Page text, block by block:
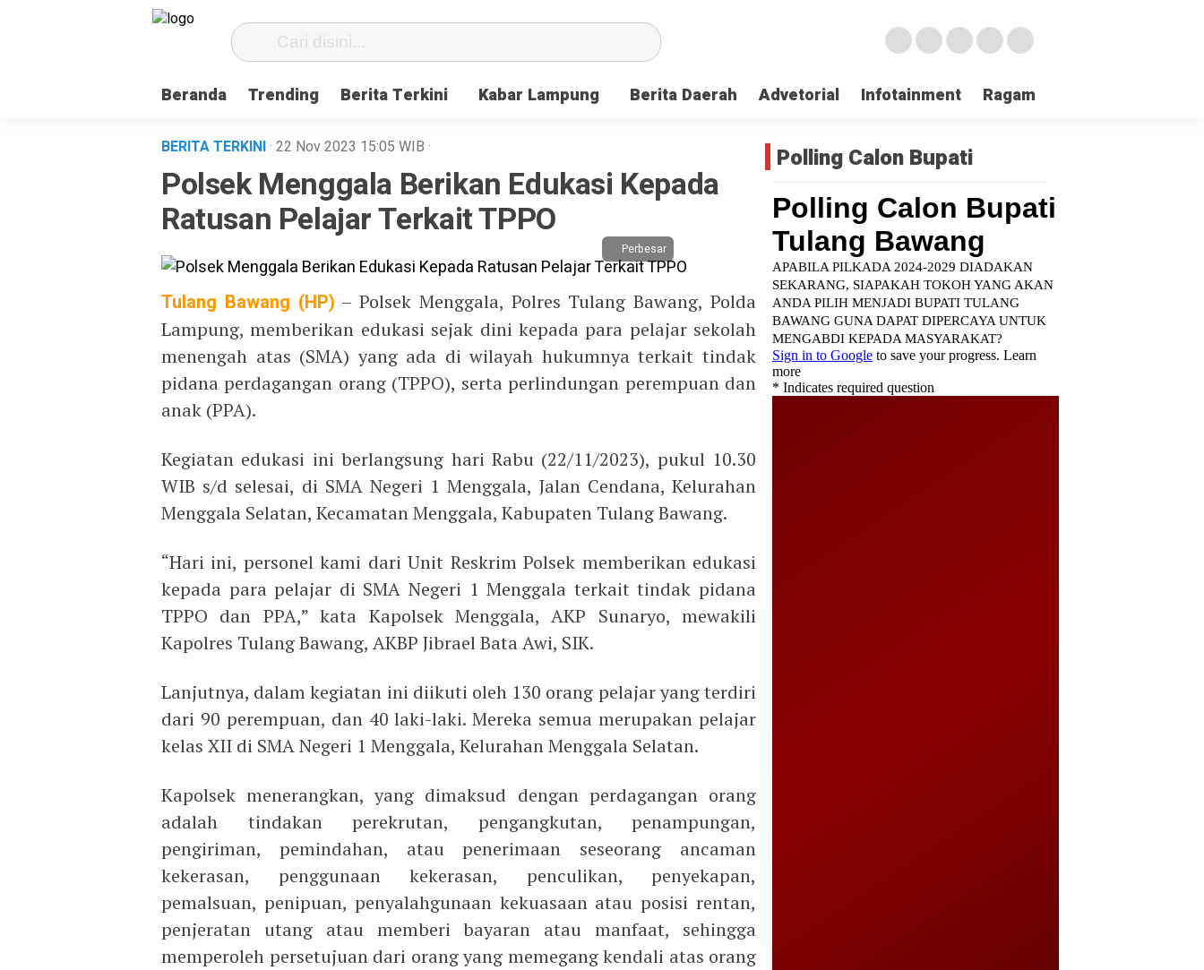
Beranda Trending Berita Terkini Kabar Lampung Berita Daerah Advetorial Infotainment Ragam
BERITA TERKINI· 22 Nov 2023 15:05 WIB ·
Polsek Menggala Berikan Edukasi Kepada
Ratusan Pelajar Terkait TPPO
Perbesar
Tulang Bawang (HP) – Polsek Menggala, Polres Tulang Bawang, Polda
Lampung, memberikan edukasi sejak dini kepada para pelajar sekolah
menengah atas (SMA) yang ada di wilayah hukumnya terkait tindak
pidana perdagangan orang (TPPO), serta perlindungan perempuan dan
anak (PPA).
Kegiatan edukasi ini berlangsung hari Rabu (22/11/2023), pukul 10.30
WIB s/d selesai, di SMA Negeri 1 Menggala, Jalan Cendana, Kelurahan
Menggala Selatan, Kecamatan Menggala, Kabupaten Tulang Bawang.
“Hari ini, personel kami dari Unit Reskrim Polsek memberikan edukasi
kepada para pelajar di SMA Negeri 1 Menggala terkait tindak pidana
TPPO dan PPA,” kata Kapolsek Menggala, AKP Sunaryo, mewakili
Kapolres Tulang Bawang, AKBP Jibrael Bata Awi, SIK.
Lanjutnya, dalam kegiatan ini diikuti oleh 130 orang pelajar yang terdiri
dari 90 perempuan, dan 40 laki-laki. Mereka semua merupakan pelajar
kelas XII di SMA Negeri 1 Menggala, Kelurahan Menggala Selatan.
Kapolsek menerangkan, yang dimaksud dengan perdagangan orang
adalah tindakan perekrutan, pengangkutan, penampungan,
pengiriman, pemindahan, atau penerimaan seseorang ancaman
kekerasan, penggunaan kekerasan, penculikan, penyekapan,
pemalsuan, penipuan, penyalahgunaan kekuasaan atau posisi rentan,
penjeratan utang atau memberi bayaran atau manfaat, sehingga
memperoleh persetujuan dari orang yang memegang kendali atas orang
Polling Calon Bupati